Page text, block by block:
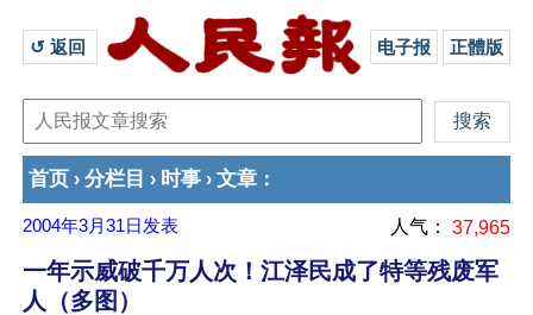
↺ 返回 电子报 正體版
首页 › 分栏目 › 时事 › 文章 ：
2004年3月31日 发表 人气： 37,965
一年示威破千万人次！江泽民成了特等残废军
人（多图）